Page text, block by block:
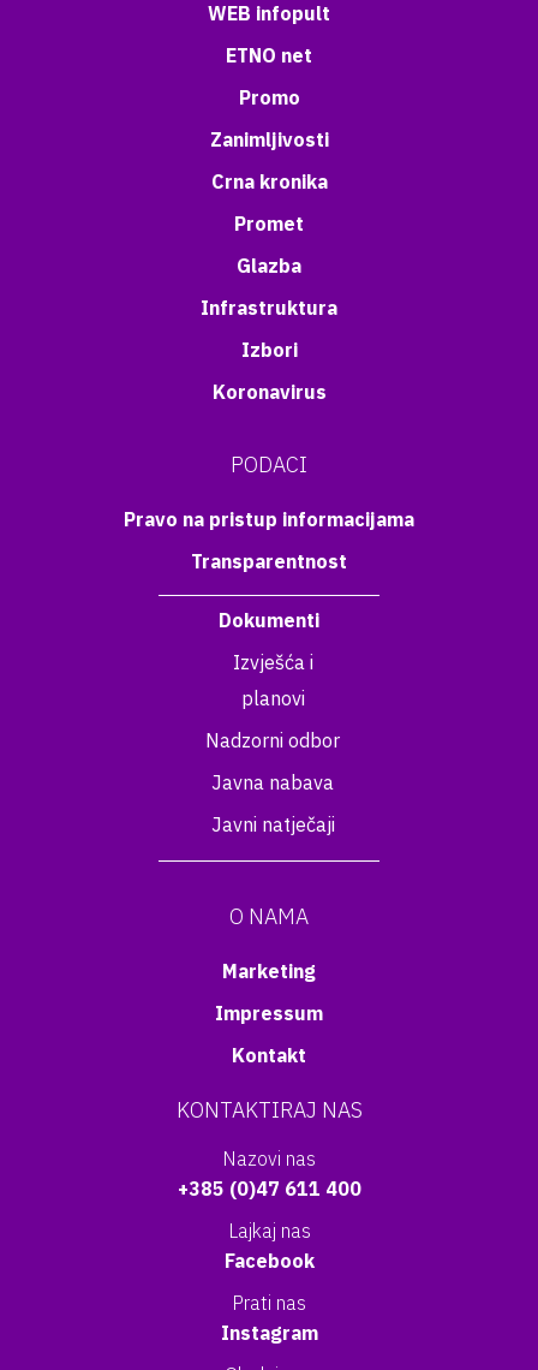
WEB infopult
ETNO net
Promo
Zanimljivosti
Crna kronika
Promet
Glazba
Infrastruktura
Izbori
Koronavirus
PODACI
Pravo na pristup informacijama
Transparentnost
Dokumenti
Izvješća i
planovi
Nadzorni odbor
Javna nabava
Javni natječaji
O NAMA
Marketing
Impressum
Kontakt
KONTAKTIRAJ NAS
Nazovi nas
+385 (0)47 611 400
Lajkaj nas
Facebook
Prati nas
Instagram